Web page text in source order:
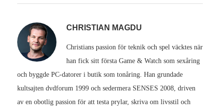
CHRISTIAN MAGDU
Christians passion för teknik och spel väcktes när
han fick sitt första Game & Watch som sexåring
och byggde PC-datorer i butik som tonåring. Han grundade
kultsajten dvdforum 1999 och sedermera SENSES 2008, driven
av en obotlig passion för att testa prylar, skriva om livsstil och